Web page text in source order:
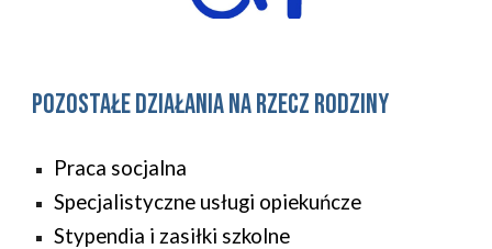
POZOSTAŁE Działania na rzecz rodziny
Praca socjalna
Specjalistyczne usługi opiekuńcze
Stypendia i zasiłki szkolne